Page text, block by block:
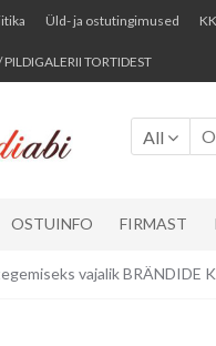
Üld- ja ostutingimused
TORTIDEST
All
OSTUINFO FIRMAST
vajalik BRÄNDIDE